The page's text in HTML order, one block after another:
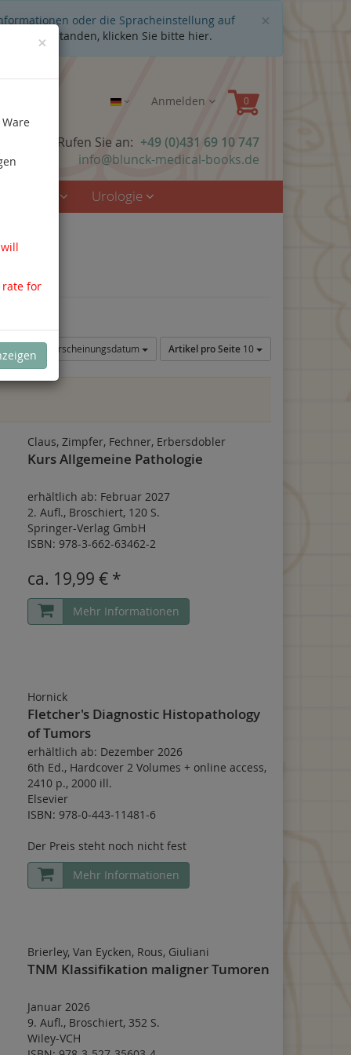
×
oder die Spracheinstellung auf
einverstanden, klicken Sie bitte hier.
Anmelden
Fragen? Rufen Sie an: +49 (0)431 69 10 747
info@blunck-medical-books.de
Urologie
×
rate for
Sortierung: Erscheinungsdatum Artikel pro Seite 10
Claus, Zimpfer, Fechner, Erbersdobler
Kurs Allgemeine Pathologie
erhältlich ab: Februar 2027
2. Aufl., Broschiert, 120 S.
Springer-Verlag GmbH
ISBN: 978-3-662-63462-2
ca. 19,99 € *
Mehr Informationen
Hornick
Fletcher's Diagnostic Histopathology
of Tumors
erhältlich ab: Dezember 2026
6th Ed., Hardcover 2 Volumes + online access,
2410 p., 2000 ill.
Elsevier
ISBN: 978-0-443-11481-6
Der Preis steht noch nicht fest
Mehr Informationen
Brierley, Van Eycken, Rous, Giuliani
TNM Klassifikation maligner Tumoren
Januar 2026
9. Aufl., Broschiert, 352 S.
Wiley-VCH